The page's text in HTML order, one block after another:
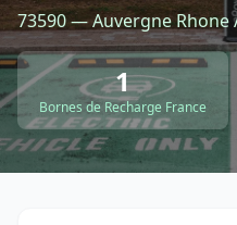
73590 — Auvergne Rhone
1
Bornes de Recharge France